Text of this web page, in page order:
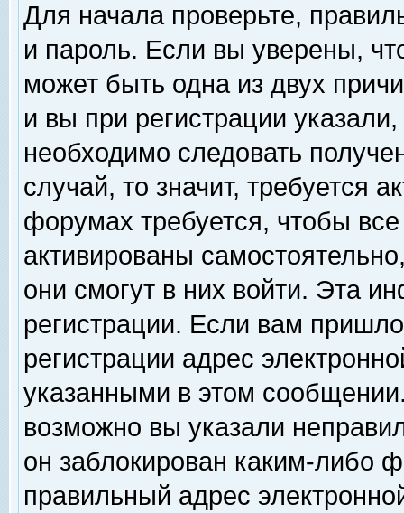
Для начала проверьте,
и пароль. Если вы уверены,
может быть одна из двух
и вы при регистрации
необходимо следовать
случай, то значит, требуется
форумах требуется, чтобы
активированы
они смогут в них войти. Эта
регистрации. Если вам
регистрации адрес
указанными в этом
возможно вы указали
он заблокирован каким-либо
правильный адрес